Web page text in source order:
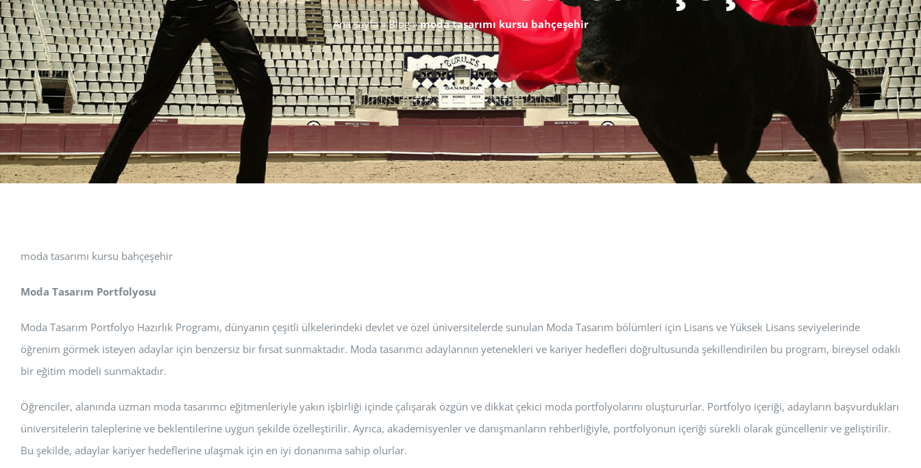
Ana sayfa»Blog»moda tasarımı kursu bahçeşehir
moda tasarımı kursu bahçeşehir
Moda Tasarım Portfolyosu
Moda Tasarım Portfolyo Hazırlık Programı, dünyanın çeşitli ülkelerindeki devlet ve özel üniversitelerde sunulan Moda Tasarım bölümleri için Lisans ve Yüksek Lisans seviyelerinde
öğrenim görmek isteyen adaylar için benzersiz bir fırsat sunmaktadır. Moda tasarımcı adaylarının yetenekleri ve kariyer hedefleri doğrultusunda şekillendirilen bu program, bireysel odaklı
bir eğitim modeli sunmaktadır.
Öğrenciler, alanında uzman moda tasarımcı eğitmenleriyle yakın işbirliği içinde çalışarak özgün ve dikkat çekici moda portfolyolarını oluştururlar. Portfolyo içeriği, adayların başvurdukları
üniversitelerin taleplerine ve beklentilerine uygun şekilde özelleştirilir. Ayrıca, akademisyenler ve danışmanların rehberliğiyle, portfolyonun içeriği sürekli olarak güncellenir ve geliştirilir.
Bu şekilde, adaylar kariyer hedeflerine ulaşmak için en iyi donanıma sahip olurlar.